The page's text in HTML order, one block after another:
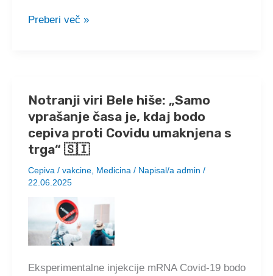
Japonska
mRNA
skrajša
pričakovano
življenjsko
dobo
za
10
Preberi več »
Notranji viri Bele hiše: „Samo
vprašanje časa je, kdaj bodo
cepiva proti Covidu umaknjena s
trga“ 🇸🇮
Cepiva / vakcine, Medicina / Napisal/a admin /
22.06.2025
Eksperimentalne injekcije mRNA Covid-19 bodo